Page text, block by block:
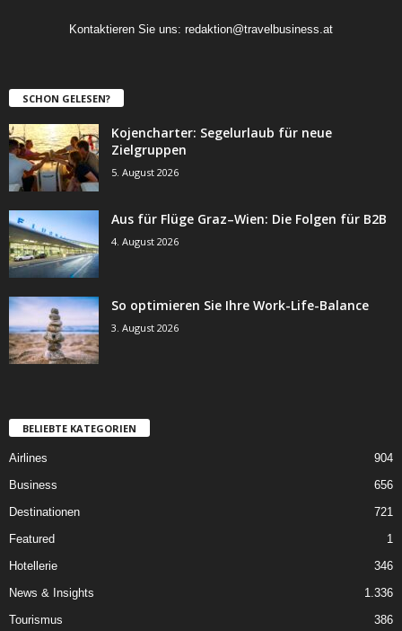
Kontaktieren Sie uns: redaktion@travelbusiness.at
SCHON GELESEN?
Kojencharter: Segelurlaub für neue
Zielgruppen
5. August 2026
Aus für Flüge Graz–Wien: Die Folgen für B2B
4. August 2026
So optimieren Sie Ihre Work-Life-Balance
3. August 2026
BELIEBTE KATEGORIEN
Airlines
904
Business
656
Destinationen
721
Featured
1
Hotellerie
346
News & Insights
1.336
Tourismus
386